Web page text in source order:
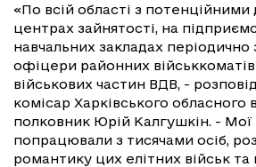
«По всій області з
центрах зайнятості, на
навчальних закладах періодично
офіцери районних
військових частин ВДВ, -
комісар Харківського обласного
полковник Юрій Калгушкін. - Мої
попрацювали з тисячами осіб,
романтику цих елітних військ та